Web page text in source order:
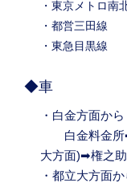
・東京メトロ南
・都営三田線
・東急目黒
◆車
・白金方面から
白金料金所➡
大方面)➡権之
・都立大方面か